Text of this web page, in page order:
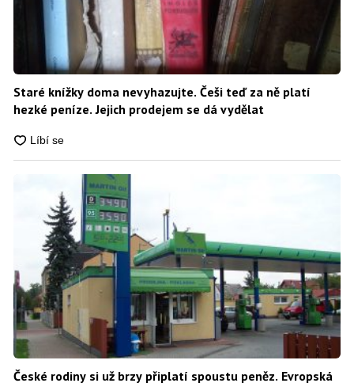
Staré knížky doma nevyhazujte. Češi teď za ně platí
hezké peníze. Jejich prodejem se dá vydělat
České rodiny si už brzy připlatí spoustu peněz. Evropská